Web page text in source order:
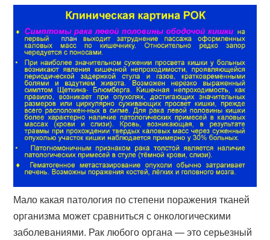
Мало какая патология по степени поражения тканей
организма может сравниться с онкологическими
заболеваниями. Рак любого органа — это серьезный